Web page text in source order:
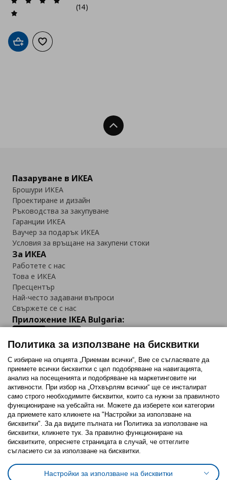
(14)
Добави в кошницата
Добави към списъка с любими
Нагоре
Пазаруване в ИКЕА
Брошури ИКЕА
Проектиране и дизайн
Ръководства за закупуване
Гаранции ИКЕА
Ваучер за подарък ИКЕА
Условия за връщане на закупени стоки
За ИКЕА
Работете с нас
Това е ИКЕА
Пресцентър
Най-често задавани въпроси
Свържете се с нас
Приложение IKEA Bulgaria:
Последвайте ни:
FacebookTwitterYoutubePinterestInstagram
Политика за използване на бисквитки (Cookies)
Избор на настройки за използване на бисквитки
Условия за ползване на ikea.bgОбща политика за личните данни
Политика за използване на бисквитки
С избиране на опцията „Приемам всички“, Вие се съгласявате да
приемете всички бисквитки с цел подобряване на навигацията,
анализ на посещенията и подобряване на маркетинговите ни
активности. При избор на „Отхвърлям всички“ ще се инсталират
само строго необходимитe бисквитки, които са нужни за правилното
функциониране на уебсайта ни. Можете да изберете кои категории
да приемете като кликнете на "Настройки за използване на
бисквитки". За да видите пълната ни Политика за използване на
бисквитки, кликнете тук. За правилно функциониране на
бисквитките, опреснете страницата в случай, че оттеглите
съгласието си за използване на бисквитки.
Настройки за използване на бисквитки